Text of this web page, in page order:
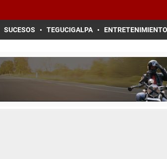
SUCESOS TEGUCIGALPA ENTRETENIMIENTO